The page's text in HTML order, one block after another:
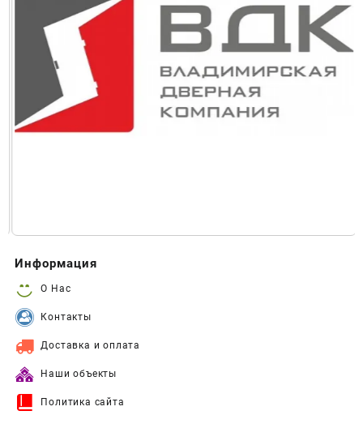
Информация
О Нас
Контакты
Доставка и оплата
Наши объекты
Политика сайта